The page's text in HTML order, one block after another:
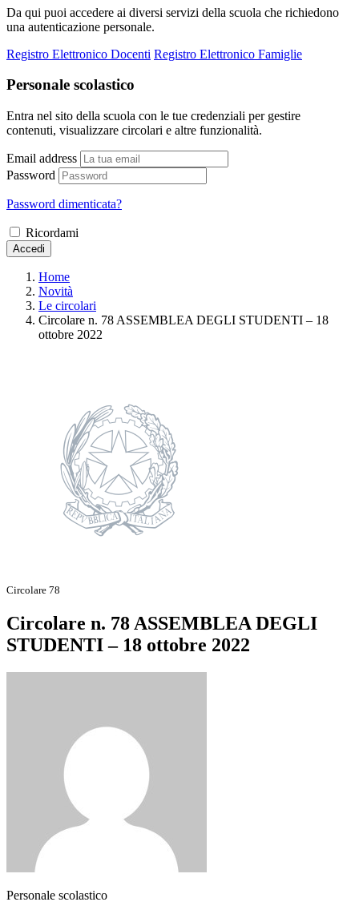
Da qui puoi accedere ai diversi servizi della scuola che richiedono
una autenticazione personale.
Registro Elettronico Docenti Registro Elettronico Famiglie
Personale scolastico
Entra nel sito della scuola con le tue credenziali per gestire
contenuti, visualizzare circolari e altre funzionalità.
Email address
Password
Password dimenticata?
Ricordami
Accedi
Home
Novità
Le circolari
Circolare n. 78 ASSEMBLEA DEGLI STUDENTI – 18
ottobre 2022
Circolare 78
Circolare n. 78 ASSEMBLEA DEGLI
STUDENTI – 18 ottobre 2022
Personale scolastico